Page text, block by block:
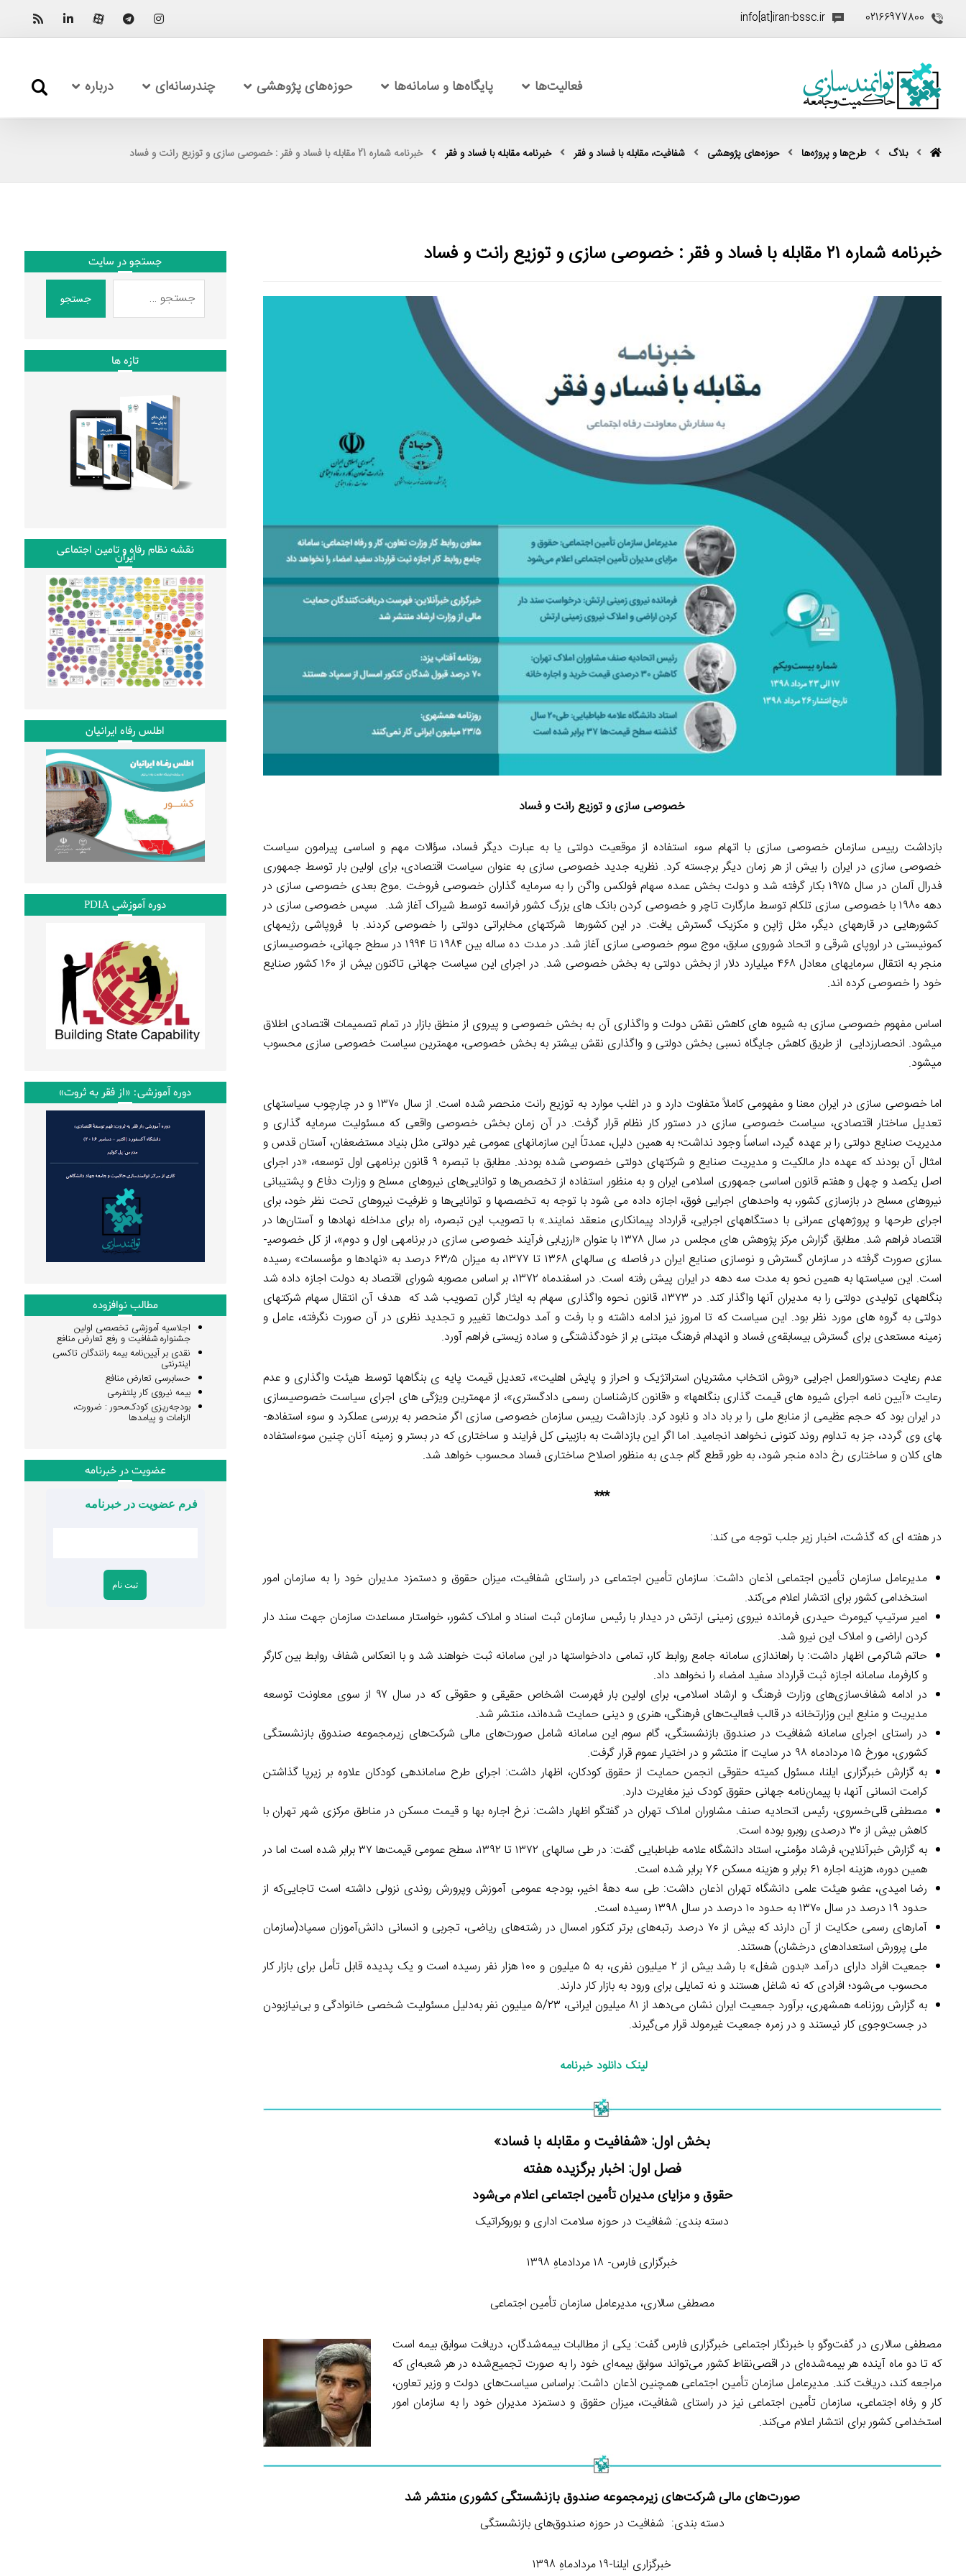
02166977800
info[at]iran-bssc.ir
فعالیت‌ها پایگاه‌ها و سامانه‌ها حوزه‌های پژوهشی چندرسانه‌ای درباره
بلاگ طرح‌ها و پروژه‌ها حوزه‌های پژوهشی شفافیت، مقابله با فساد و فقر خبرنامه مقابله با فساد و فقر خبرنامه شماره 21 مقابله با فساد و فقر : خصوصی­ سازی و توزیع رانت و فساد
خبرنامه شماره ۲۱ مقابله با فساد و فقر : خصوصی­ سازی و توزیع رانت و فساد
خصوصی­ سازی و توزیع رانت و فساد
بازداشت رییس سازمان خصوصی­ سازی با اتهام سوء استفاده از موقعیت دولتی یا به عبارت دیگر فساد، سؤالات مهم و اساسی پیرامون سیاست
خصوصی­ سازی در ایران را بیش از هر زمان دیگر برجسته کرد. نظریه جدید خصوصی ­سازی به عنوان سیاست اقتصادی، برای اولین بار توسط جمهوری
فدرال آلمان در سال ۱۹۷۵ بکار گرفته شد و دولت بخش عمده سهام فولکس واگن را به سرمایه ­گذاران خصوصی فروخت .موج بعدی خصوصی­ سازی در
دهه ۱۹۸۰ با خصوصی ­سازی تلکام توسط مارگارت تاچر و خصوصی کردن بانک­ های بزرگ کشور فرانسه توسط شیراک آغاز شد. سپس خصوصی ­سازی در
کشورهایی در قاره­های دیگر، مثل ژاپن و مکزیک گسترش یافت. در این کشورها شرکت­های مخابراتی دولتی را خصوصی کردند. با فروپاشی رژیم­های
کمونیستی در اروپای شرقی و اتحاد شوروی سابق، موج سوم خصوصی­ سازی آغاز شد. در مدت ده ساله بین ۱۹۸۴ تا ۱۹۹۴ در سطح جهانی، خصوصی­سازی
منجر به انتقال سرمایه­ای معادل ۴۶۸ میلیارد دلار از بخش دولتی به بخش خصوصی شد. در اجرای این سیاست جهانی تاکنون بیش از ۱۶۰ کشور صنایع
خود را خصوصی کرده ­اند.
اساس مفهوم خصوصی ­سازی به شیوه ­های کاهش نقش دولت و واگذاری آن به بخش خصوصی و پیروی از منطق بازار در تمام تصمیمات اقتصادی اطلاق
می­شود. انحصارزدایی از طریق کاهش جایگاه نسبی بخش دولتی و واگذاری نقش بیشتر به بخش خصوصی، مهم­ترین سیاست خصوصی­ سازی محسوب
می­شود.
اما خصوصی­ سازی در ایران معنا و مفهومی کاملاً متفاوت دارد و در اغلب موارد به توزیع رانت منحصر شده است. از سال ۱۳۷۰ و در چارچوب سیاست­های
تعدیل ساختار اقتصادی، سیاست خصوصی­ سازی در دستور کار نظام قرار گرفت. در آن زمان بخش خصوصی واقعی که مسئولیت سرمایه­ گذاری و
مدیریت صنایع دولتی را بر عهده گیرد، اساساً وجود نداشت؛ به همین دلیل، عمدتاً این سازمان­های عمومی غیر دولتی مثل بنیاد مستضعفان، آستان قدس و
امثال آن بودند که عهده ­دار مالکیت و مدیریت صنایع و شرکت­های دولتی خصوصی شده بودند. مطابق با تبصره ۹ قانون برنامه­ی اول توسعه­، «در اجرای
اصل یکصد و چهل و هفتم قانون اساسی جمهوری اسلامی ایران و به منظور استفاده از تخصص‌ها و توانایی‌های نیروهای مسلح و وزارت دفاع و پشتیبانی
نیروهای مسلح در بازسازی کشور، به واحدهای اجرایی فوق، اجازه داده می­ شود با توجه به تخصص­ها و توانایی‌ها و ظرفیت نیروهای تحت نظر خود، برای
اجرای طرح­ها و پروژه­های عمرانی با دستگاه­های اجرایی، قرارداد پیمانکاری منعقد نمایند.» با تصویب این تبصره، راه برای مداخله نهادها و آستان‌ها در
اقتصاد فراهم شد. مطابق گزارش مرکز پژوهش­ های مجلس در سال ۱۳۷۸ با عنوان «ارزیابی فرآیند خصوصی­ سازی در برنامه­ی اول و دوم»، از کل خصوصی­
سازی صورت­ گرفته در سازمان گسترش و نوسازی صنایع ایران در فاصله ­ی سال­های ۱۳۶۸ تا ۱۳۷۷، به میزان ۶۳٫۵ درصد به «نهادها و مؤسسات» رسیده
است. این سیاست­ها به همین نحو به مدت سه دهه در ایران پیش رفته است. در اسفندماه ۱۳۷۲، بر اساس مصوبه شورای اقتصاد به دولت اجازه داده شد
بنگاه­های تولیدی دولتی را به مدیران آن­ها واگذار کند. در ۱۳۷۳، قانون نحوه واگذاری سهام به ایثار گران تصویب شد که هدف آن انتقال سهام شرکتهای
دولتی به گروه های مورد نظر بود. این سیاست که تا امروز نیز ادامه داشته و با رفت و آمد دولت‌ها تغییر و تجدید نظری در آن صورت نگرفته، عامل و
زمینه مستعدی برای گسترش بی­سابقه‌ی فساد و انهدام فرهنگ مبتنی بر از خودگذشتگی و ساده­ زیستی فراهم آورد.
عدم رعایت دستورالعمل اجرایی «روش انتخاب مشتریان استراتژیک و احراز و پایش اهلیت»، تعدیل قیمت پایه­ ی بنگاه­ها توسط هیئت واگذاری و عدم
رعایت «آیین­ نامه اجرای شیوه­ های قیمت ­گذاری بنگاه­ها» و «قانون کارشناسان رسمی دادگستری»، از مهم­ترین ویژگی­ های اجرای سیاست خصوصی­سازی
در ایران بود که حجم عظیمی از منابع ملی را بر باد داد و نابود کرد. بازداشت رییس سازمان خصوصی سازی اگر منحصر به بررسی عملکرد و سوء استفاده­
های وی گردد، جز به تداوم روند کنونی نخواهد انجامید. اما اگر این بازداشت به بازبینی کل فرایند و ساختاری که در بستر و زمینه آنان چنین سوءاستفاده
های کلان و ساختاری رخ داده منجر شود، به طور قطع گام جدی به منظور اصلاح ساختاری فساد محسوب خواهد شد.
***
در هفته­ ای که گذشت، اخبار زیر جلب توجه می ­کند:
مدیرعامل سازمان تأمین اجتماعی اذعان داشت: سازمان تأمین اجتماعی در راستای شفافیت، میزان حقوق و دستمزد مدیران خود را به سازمان امور
استخدامی کشور برای انتشار اعلام می‌کند.
امیر سرتیپ کیومرث حیدری فرمانده نیروی زمینی ارتش در دیدار با رئیس سازمان ثبت اسناد و املاک کشور، خواستار مساعدت سازمان جهت سند دار
کردن اراضی و املاک این نیرو شد.
حاتم شاکرمی اظهار داشت: با راه­اندازی سامانه جامع روابط کار، تمامی دادخواست­ها در این سامانه ثبت خواهند شد و با انعکاس شفاف روابط بین کارگر
و کارفرما، سامانه اجازه ثبت قرارداد سفید امضاء را نخواهد داد.
در ادامه شفاف‌سازی‌های وزارت فرهنگ و ارشاد اسلامی، برای اولین بار فهرست اشخاص حقیقی و حقوقی که در سال ۹۷ از سوی معاونت توسعه
مدیریت و منابع این وزارتخانه در قالب فعالیت‌های فرهنگی، هنری و دینی حمایت شده‌اند، منتشر شد.
در راستای اجرای سامانه شفافیت در صندوق بازنشستگی، گام سوم این سامانه شامل صورت‌های مالی شرکت‌های زیرمجموعه صندوق بازنشستگی
کشوری، مورخ ۱۵ مردادماه ۹۸ در سایت ir منتشر و در اختیار عموم قرار گرفت.
به گزارش خبرگزاری ایلنا، مسئول کمیته حقوقی انجمن حمایت از حقوق کودکان، اظهار داشت: اجرای طرح ساماندهی کودکان علاوه بر زیرپا گذاشتن
کرامت انسانی آن­ها، با پیمان‌نامه جهانی حقوق کودک نیز مغایرت دارد.
مصطفی قلی‌خسروی، رئیس اتحادیه صنف مشاوران املاک تهران در گفتگو اظهار داشت: نرخ اجاره بها و قیمت مسکن در مناطق مرکزی شهر تهران با
کاهش بیش از ۳۰ درصدی روبرو بوده است.
به گزارش خبرآنلاین، فرشاد مؤمنی، استاد دانشگاه علامه طباطبایی گفت: در طی سال­های ۱۳۷۲ تا ۱۳۹۲، سطح عمومی قیمت‌ها ۳۷ برابر شده است اما در
همین دوره، هزینه اجاره ۶۱ برابر و هزینه مسکن ۷۶ برابر شده است.
رضا امیدی، عضو هیئت ­علمی دانشگاه تهران اذعان داشت: طی سه دهۀ اخیر، بودجه عمومی آموزش­ وپرورش روندی نزولی داشته است تاجایی‌که از
حدود ۱۹ درصد در سال ۱۳۷۰ به حدود ۱۰ درصد در سال ۱۳۹۸ رسیده است.
آمارهای رسمی حکایت از آن دارند که بیش از ۷۰ درصد رتبه‌های برتر کنکور امسال در رشته‌های ریاضی، تجربی و انسانی دانش‌آموزان سمپاد(سازمان
ملی پرورش استعدادهای درخشان) هستند.
جمعیت افراد دارای درآمد «بدون شغل» با رشد بیش از ۲ میلیون نفری، به ۵ میلیون و ۱۰۰ هزار نفر رسیده است و یک پدیده قابل تأمل برای بازار کار
محسوب می‌شود؛ افرادی که نه شاغل هستند و نه تمایلی برای ورود به بازار کار دارند.
به گزارش روزنامه همشهری، برآورد جمعیت ایران نشان می‌دهد از ۸۱ میلیون ایرانی، ۵/۲۳ میلیون نفر به‌دلیل مسئولیت شخصی خانوادگی و بی‌نیاز‌بودن
در جست‌وجوی کار نیستند و در زمره جمعیت غیرمولد قرار می‌گیرند.
لینک دانلود خبرنامه
بخش اول: «شفافیت و مقابله با فساد»
فصل اول: اخبار برگزیده هفته
حقوق و مزایای مدیران تأمین اجتماعی اعلام می‌شود
دسته بندی: شفافیت در حوزه سلامت اداری و بوروکراتیک
خبرگزاری فارس- ۱۸ مردادماهِ ۱۳۹۸
مصطفی سالاری، مدیرعامل سازمان تأمین اجتماعی
مصطفی سالاری در گفت‌وگو با خبرنگار اجتماعی خبرگزاری فارس گفت: یکی از مطالبات بیمه‌شدگان، دریافت سوابق بیمه است
که تا دو ماه آینده هر بیمه‌شده‌ای در اقصی‌نقاط کشور می‌تواند سوابق بیمه‌ای خود را به صورت تجمیع‌شده در هر شعبه‌ای که
مراجعه کند، دریافت کند. مدیرعامل سازمان تأمین اجتماعی همچنین اذعان داشت: براساس سیاست‌های دولت و وزیر تعاون،
کار و رفاه اجتماعی، سازمان تأمین اجتماعی نیز در راستای شفافیت، میزان حقوق و دستمزد مدیران خود را به سازمان امور
استخدامی کشور برای انتشار اعلام می‌کند.
صورت‌های مالی شرکت‌های زیرمجموعه صندوق بازنشستگی کشوری منتشر شد
دسته بندی: شفافیت در حوزه صندوق‌های بازنشستگی
خبرگزاری ایلنا-۱۹ مردادماهِ ۱۳۹۸
جستجو در سایت
جستجو
تازه ها
نقشه نظام رفاه و تامین اجتماعی
ایران
اطلس رفاه ایرانیان
دوره آموزشی PDIA
دوره آموزشی: «از فقر به ثروت»
مطالب نوافزوده
اجلاسیه آموزشی تخصصی اولین
جشنواره شفافیت و رفع تعارض منافع
نقدی بر آیین‌نامه بیمه رانندگان تاکسی
اینترنتی
حسابرسی تعارض منافع
بیمه نیروی کار پلتفرمی
بودجه‌ریزی کودک‌محور : ضرورت،
الزامات و پیامدها
عضویت در خبرنامه
فرم عضویت در خبرنامه